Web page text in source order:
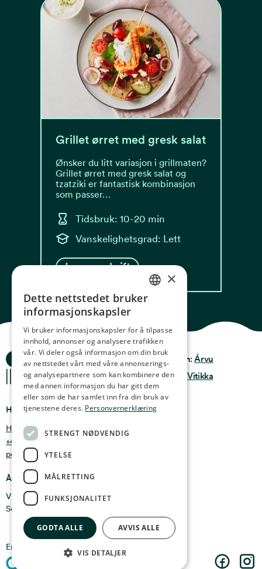
Grillet ørret med gresk salat
Ønsker du litt variasjon i grillmaten?
Grillet ørret med gresk salat og
tzatziki er fantastisk kombinasjon
som passer…
Tidsbruk: 10-20 min
Vanskelighetsgrad: Lett
Les oppskrift
Ocean Stories
Hvor finner du oss
Holmen 4b, 9750 Honningsvåg, Norge
+47 47 99 00 95
post@oceanstories.no
Åpningstider
Vintersesong 1. nov - 30. april: Man - søn 10-16
Sommersesong 1. mai - 31. okt: Man - søn 10-18
Privacy & Policy
Terms & conditions
Design:Árvu
Kode:Vitikka
En del av Cermaq
NORWEGIAN
GERMAN
FRENCH
SPANISH
FINNISH
×
Dette nettstedet bruker
informasjonskapsler
Vi bruker informasjonskapsler for å tilpasse
innhold, annonser og analysere trafikken
vår. Vi deler også informasjon om din bruk
av nettstedet vårt med våre annonserings-
og analysepartnere som kan kombinere den
med annen informasjon du har gitt dem
eller som de har samlet inn fra din bruk av
tjenestene deres. Personvernerklæring
STRENGT NØDVENDIG
YTELSE
MÅLRETTING
FUNKSJONALITET
GODTA ALLE AVVIS ALLE
VIS DETALJER